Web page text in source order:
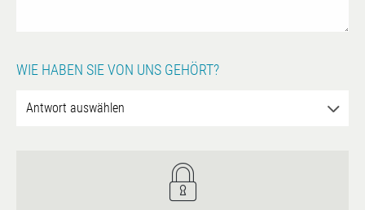
WIE HABEN SIE VON UNS GEHÖRT?